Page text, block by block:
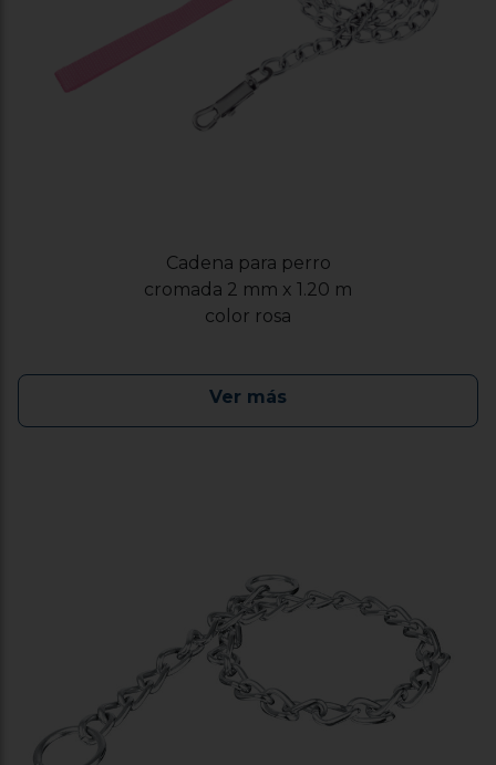
Cadena para perro
cromada 2 mm x 1.20 m
color rosa
Ver más